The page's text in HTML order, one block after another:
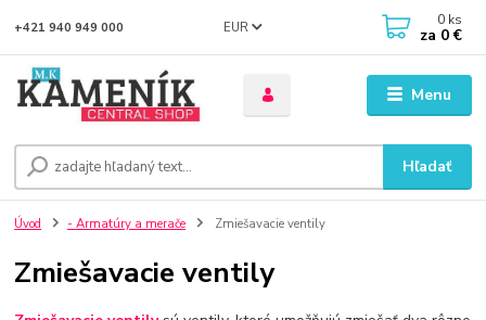
Menu
EUR
Hľadať
+421 940 949 000 0 ks
za 0 €
Úvod - Armatúry a merače Zmiešavacie ventily
Zmiešavacie ventily